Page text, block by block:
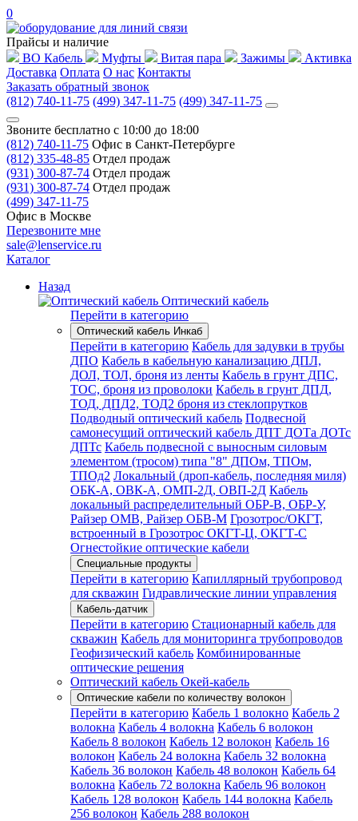
0
Прайсы и наличие
ВО Кабель
Муфты Витая пара Зажимы
Активка
Доставка Оплата О нас Контакты
Заказать обратный звонок
(812) 740-11-75 (499) 347-11-75 (499) 347-11-75
Звоните бесплатно с 10:00 до 18:00
(812) 740-11-75 Офис в Санкт-Петербурге
(812) 335-48-85 Отдел продаж
(931) 300-87-74 Отдел продаж
(931) 300-87-74 Отдел продаж
(499) 347-11-75
Офис в Москве
Перезвоните мне
sale@lenservice.ru
Каталог
Назад
Оптический кабель
Перейти в категорию
Оптический кабель Инкаб
Перейти в категорию Кабель для задувки в трубы
ДПО Кабель в кабельную канализацию ДПЛ,
ДОЛ, ТОЛ, броня из ленты Кабель в грунт ДПС,
ТОС, броня из проволоки Кабель в грунт ДПД,
ТОД, ДПД2, ТОД2 броня из стеклопрутков
Подводный оптический кабель Подвесной
самонесущий оптический кабель ДПТ ДОТа ДОТс
ДПТс Кабель подвесной с выносным силовым
элементом (тросом) типа "8" ДПОм, ТПОм,
ТПОд2 Локальный (дроп-кабель, последняя миля)
ОБК-А, ОВК-А, ОМП-2Д, ОВП-2Д Кабель
локальный распределительный ОБР-В, ОБР-У,
Райзер ОМВ, Райзер ОБВ-М Грозотрос/ОКГТ,
встроенный в Грозотрос ОКГТ-Ц, ОКГТ-С
Огнестойкие оптические кабели
Специальные продукты
Перейти в категорию Капиллярный трубопровод
для скважин Гидравлические линии управления
Кабель-датчик
Перейти в категорию Стационарный кабель для
скважин Кабель для мониторинга трубопроводов
Геофизический кабель Комбинированные
оптические решения
Оптический кабель Окей-кабель
Оптические кабели по количеству волокон
Перейти в категорию Кабель 1 волокно Кабель 2
волокна Кабель 4 волокна Кабель 6 волокон
Кабель 8 волокон Кабель 12 волокон Кабель 16
волокон Кабель 24 волокна Кабель 32 волокна
Кабель 36 волокон Кабель 48 волокон Кабель 64
волокна Кабель 72 волокна Кабель 96 волокон
Кабель 128 волокон Кабель 144 волокна Кабель
256 волокон Кабель 288 волокон